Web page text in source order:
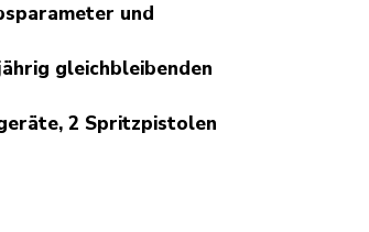
und
gleichbleibenden
2 Spritzpistolen